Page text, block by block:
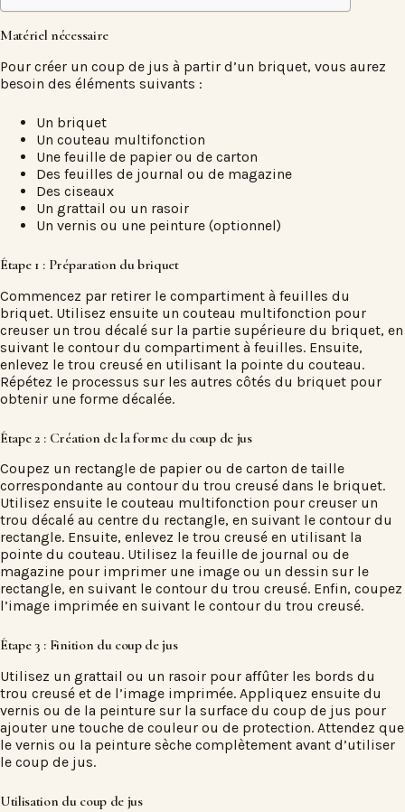
Matériel nécessaire
Pour créer un coup de jus à partir d’un briquet, vous aurez
besoin des éléments suivants :
Un briquet
Un couteau multifonction
Une feuille de papier ou de carton
Des feuilles de journal ou de magazine
Des ciseaux
Un grattail ou un rasoir
Un vernis ou une peinture (optionnel)
Étape 1 : Préparation du briquet
Commencez par retirer le compartiment à feuilles du
briquet. Utilisez ensuite un couteau multifonction pour
creuser un trou décalé sur la partie supérieure du briquet, en
suivant le contour du compartiment à feuilles. Ensuite,
enlevez le trou creusé en utilisant la pointe du couteau.
Répétez le processus sur les autres côtés du briquet pour
obtenir une forme décalée.
Étape 2 : Création de la forme du coup de jus
Coupez un rectangle de papier ou de carton de taille
correspondante au contour du trou creusé dans le briquet.
Utilisez ensuite le couteau multifonction pour creuser un
trou décalé au centre du rectangle, en suivant le contour du
rectangle. Ensuite, enlevez le trou creusé en utilisant la
pointe du couteau. Utilisez la feuille de journal ou de
magazine pour imprimer une image ou un dessin sur le
rectangle, en suivant le contour du trou creusé. Enfin, coupez
l’image imprimée en suivant le contour du trou creusé.
Étape 3 : Finition du coup de jus
Utilisez un grattail ou un rasoir pour affûter les bords du
trou creusé et de l’image imprimée. Appliquez ensuite du
vernis ou de la peinture sur la surface du coup de jus pour
ajouter une touche de couleur ou de protection. Attendez que
le vernis ou la peinture sèche complètement avant d’utiliser
le coup de jus.
Utilisation du coup de jus